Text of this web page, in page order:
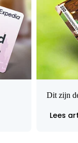
Dit zijn
Lees